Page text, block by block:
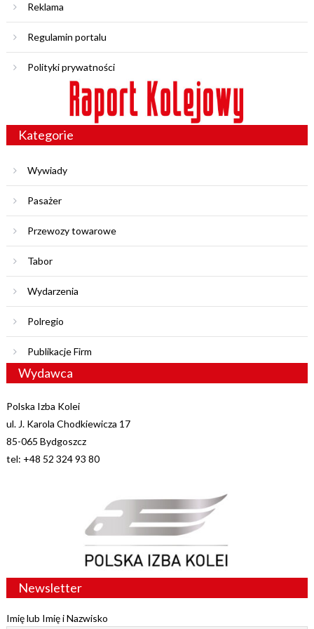
Reklama
Regulamin portalu
Polityki prywatności
Kategorie
Wywiady
Pasażer
Przewozy towarowe
Tabor
Wydarzenia
Polregio
Publikacje Firm
Wydawca
Polska Izba Kolei
ul. J. Karola Chodkiewicza 17
85-065 Bydgoszcz
tel: +48 52 324 93 80
Newsletter
Imię lub Imię i Nazwisko